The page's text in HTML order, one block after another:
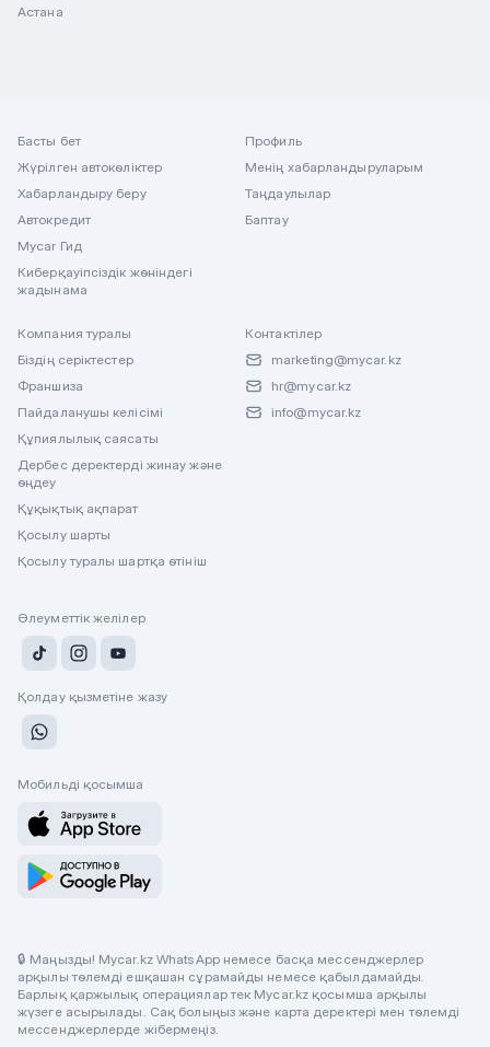
Астана
Басты бет
Жүрілген автокөліктер
Хабарландыру беру
Автокредит
Mycar Гид
Киберқауіпсіздік жөніндегі
жадынама
Профиль
Менің хабарландыруларым
Таңдаулылар
Баптау
Компания туралы
Біздің серіктестер
Франшиза
Пайдаланушы келісімі
Құпиялылық саясаты
Дербес деректерді жинау және
өңдеу
Құқықтық ақпарат
Қосылу шарты
Қосылу туралы шартқа өтініш
Контактілер
marketing@mycar.kz
hr@mycar.kz
info@mycar.kz
Әлеуметтік желілер
Қолдау қызметіне жазу
Мобильді қосымша
🔒 Маңызды! Mycar.kz WhatsApp немесе басқа мессенджерлер
арқылы төлемді ешқашан сұрамайды немесе қабылдамайды.
Барлық қаржылық операциялар тек Mycar.kz қосымша арқылы
жүзеге асырылады. Сақ болыңыз және карта деректері мен төлемді
мессенджерлерде жібермеңіз.